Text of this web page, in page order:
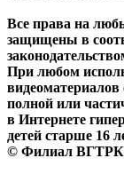
Все права на
защищены в
При любом
полной или
в Интернете
детей старше 16
© Филиал